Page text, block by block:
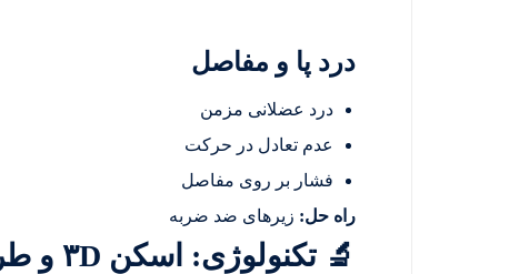
درد پا و مفاصل
درد عضلانی مزمن
عدم تعادل در حرکت
فشار بر روی مفاصل
راه حل: زیرهای ضد ضربه
🔬 تکنولوژی: اسکن ۳D و طراحی سفارشی